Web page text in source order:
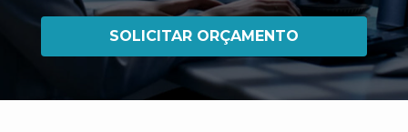
SOLICITAR ORÇAMENTO